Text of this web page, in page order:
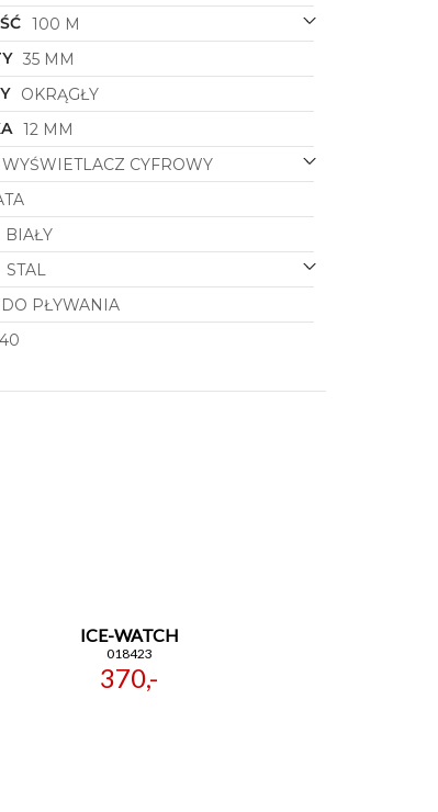
100 M
35 MM
OKRĄGŁY
12 MM
WYŚWIETLACZ CYFROWY
BIAŁY
STAL
DO PŁYWANIA
ICE-WATCH
018423
370,-